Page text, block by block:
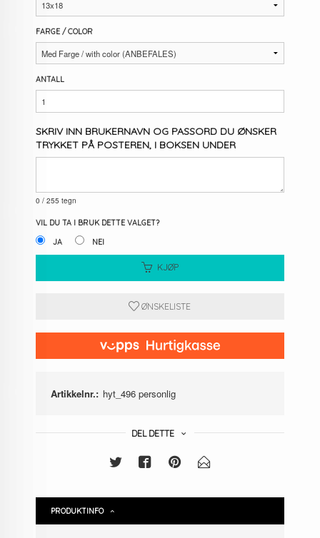
FARGE / COLOR
ANTALL
SKRIV INN BRUKERNAVN OG PASSORD DU ØNSKER
TRYKKET PÅ POSTEREN, I BOKSEN UNDER
0 / 255 tegn
VIL DU TA I BRUK DETTE VALGET?
JA
NEI
KJØP
ØNSKELISTE
Artikkelnr.: hyt_496 personlig
DEL DETTE
PRODUKTINFO